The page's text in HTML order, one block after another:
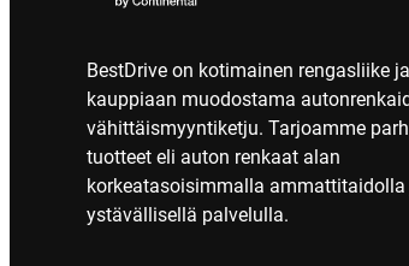
BestDrive on kotimainen rengasliike
kauppiaan muodostama
vähittäismyyntiketju. Tarjoamme
tuotteet eli auton renkaat alan
korkeatasoisimmalla ammattitaidolla
ystävällisellä palvelulla.